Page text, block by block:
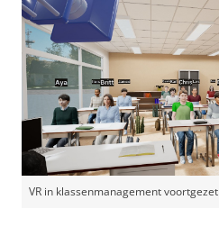
VR in klassenmanagement